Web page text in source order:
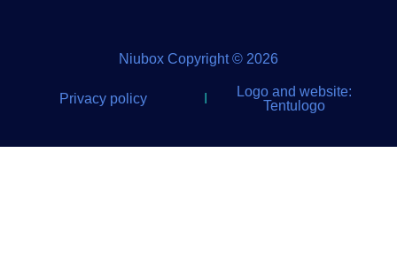
Niubox Copyright © 2026
Privacy policy
Logo and website:
Tentulogo